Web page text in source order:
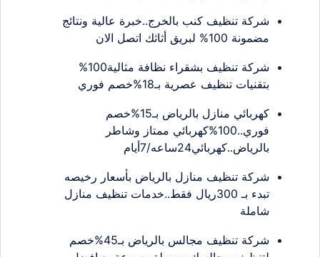
شركة تنظيف كنب بالخرج..خبرة عالية ونتائج
مضمونة 100% لبريق أثاثك اتصل الان
شركة تنظيف بشقراء نظافة مثالية100%
بتقنيات تنظيف عصرية بـ18%خصم فوري
كهربائي منازل بالرياض بـ15%خصم
فوري..100%كهربائي ممتاز وشاطر
بالرياض..كهربائي24ساعه/7أيام
شركة تنظيف منازل بالرياض بأسعار رخيصه
تبدء بـ 300ريال فقط..خدمات تنظيف منازل
شاملة
شركة تنظيف مجالس بالرياض بـ45%خصم